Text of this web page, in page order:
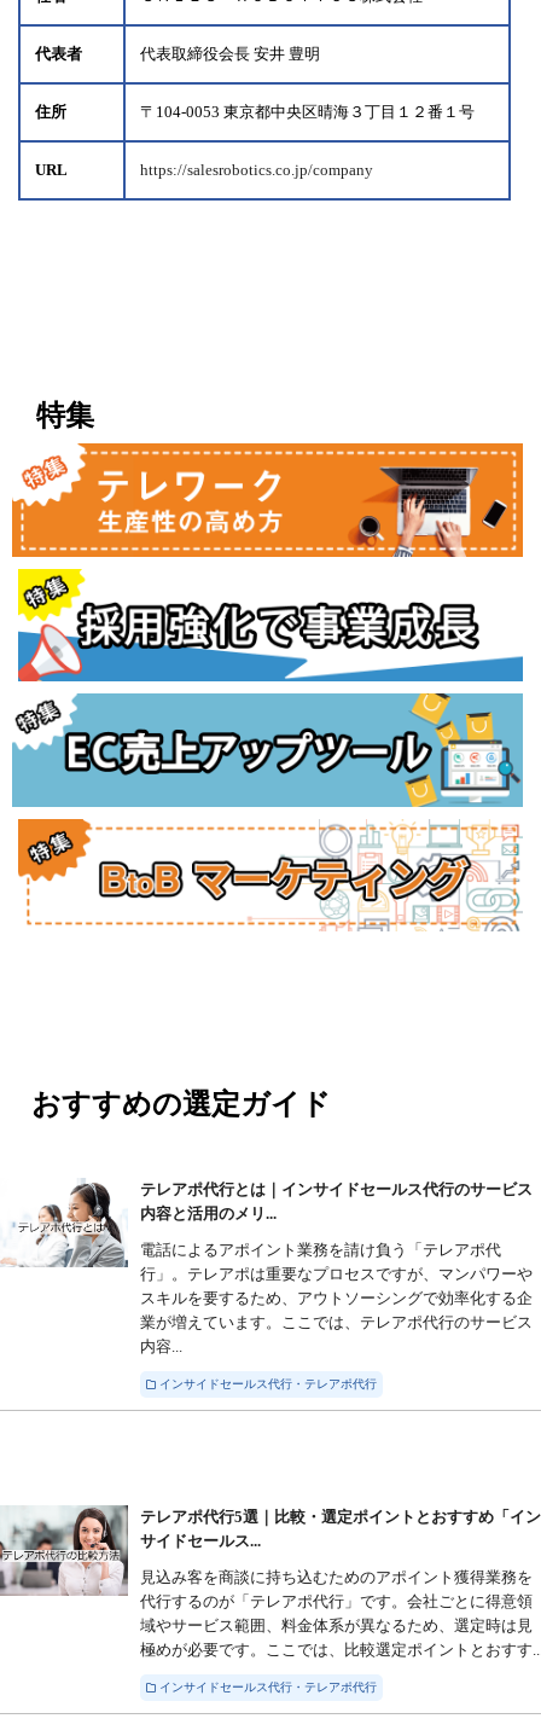
代表者 代表取締役会長 安井 豊明
住所 〒104-0053 東京都中央区晴海３丁目１２番１号
URL https://salesrobotics.co.jp/company
特集
おすすめの選定ガイド
テレアポ代行とは｜インサイドセールス代行のサービス
内容と活用のメリ...
電話によるアポイント業務を請け負う「テレアポ代
行」。テレアポは重要なプロセスですが、マンパワーや
スキルを要するため、アウトソーシングで効率化する企
業が増えています。ここでは、テレアポ代行のサービス
内容...
インサイドセールス代行・テレアポ代行
テレアポ代行5選｜比較・選定ポイントとおすすめ「イン
サイドセールス...
見込み客を商談に持ち込むためのアポイント獲得業務を
代行するのが「テレアポ代行」です。会社ごとに得意領
域やサービス範囲、料金体系が異なるため、選定時は見
極めが必要です。ここでは、比較選定ポイントとおすす
インサイドセールス代行・テレアポ代行